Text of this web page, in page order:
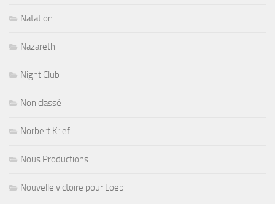
Natation
Nazareth
Night Club
Non classé
Norbert Krief
Nous Productions
Nouvelle victoire pour Loeb